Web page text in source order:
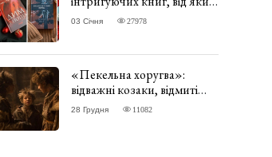
важко відірватись. ФОТО
03 Січня 27978
«Пекельна хоругва»:
відважні козаки, відмиті
чорти та відчайдушний
28 Грудня 11082